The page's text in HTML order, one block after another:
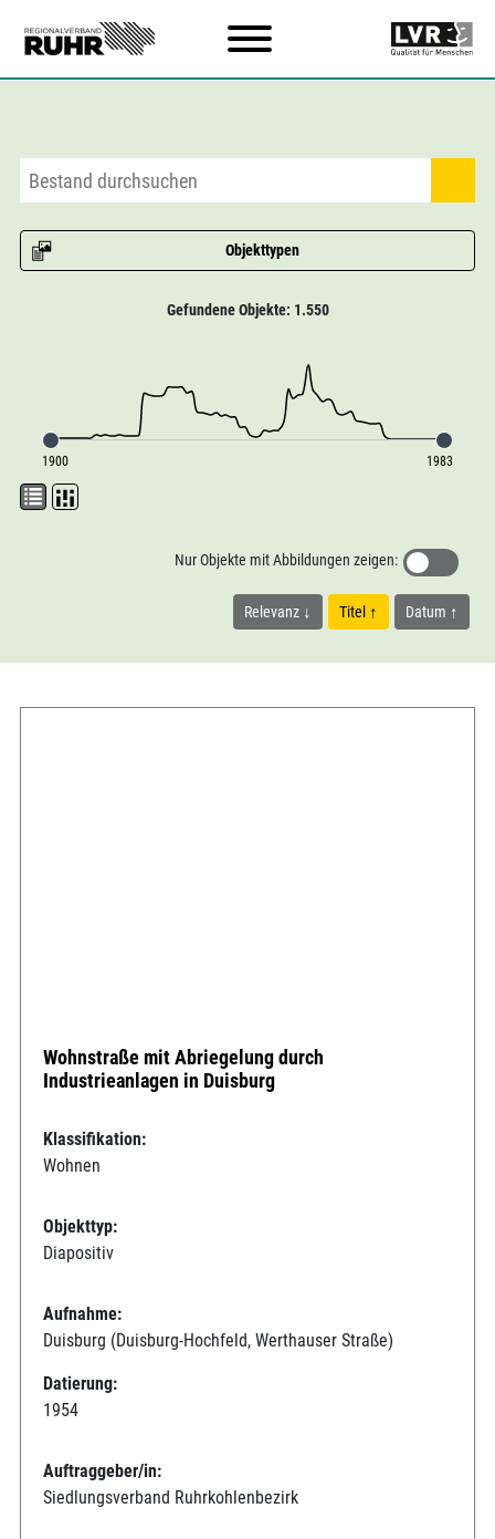
Objekttypen
Gefundene Objekte: 1.550
1900 1983
Relevanz Titel Datum
Nur Objekte mit Abbildungen zeigen:
Wohnstraße mit Abriegelung durch
Industrieanlagen in Duisburg
Klassifikation:
Wohnen
Objekttyp:
Diapositiv
Aufnahme:
Duisburg (Duisburg-Hochfeld, Werthauser Straße)
Datierung:
1954
Auftraggeber/in:
Siedlungsverband Ruhrkohlenbezirk